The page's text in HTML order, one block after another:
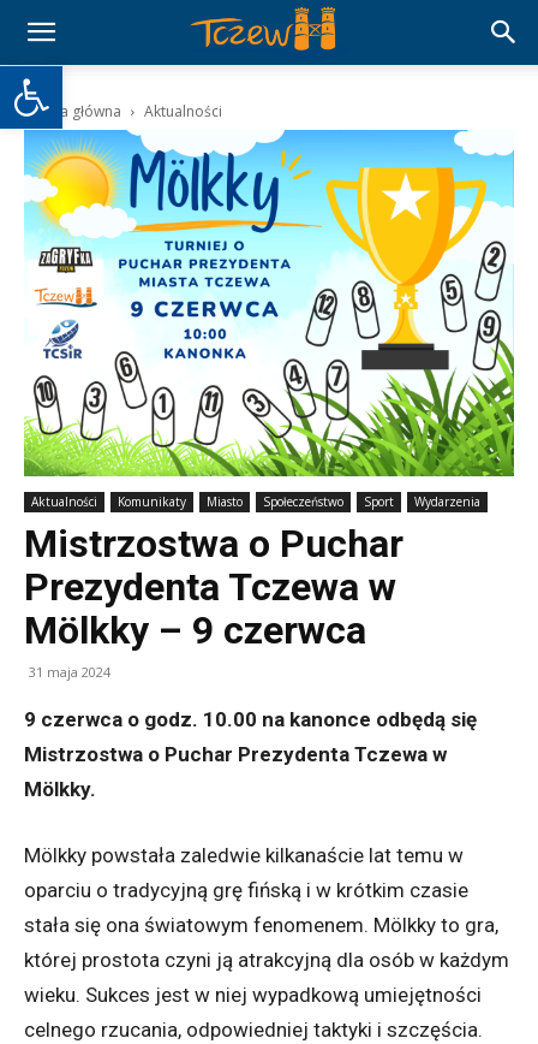
Otwórz pasek narzędzi
Strona główna Aktualności
Aktualności Komunikaty Miasto Społeczeństwo Sport Wydarzenia
Mistrzostwa o Puchar
Prezydenta Tczewa w
Mölkky – 9 czerwca
31 maja 2024
9 czerwca o godz. 10.00 na kanonce odbędą się
Mistrzostwa o Puchar Prezydenta Tczewa w
Mölkky.
Mölkky powstała zaledwie kilkanaście lat temu w
oparciu o tradycyjną grę fińską i w krótkim czasie
stała się ona światowym fenomenem. Mölkky to gra,
której prostota czyni ją atrakcyjną dla osób w każdym
wieku. Sukces jest w niej wypadkową umiejętności
celnego rzucania, odpowiedniej taktyki i szczęścia.